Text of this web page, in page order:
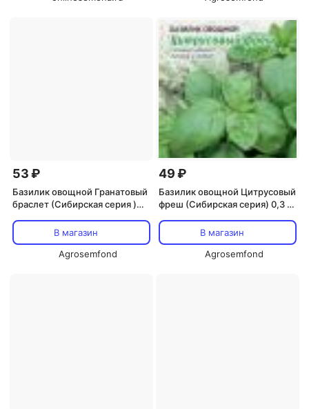
53 ₽
Базилик овощной Гранатовый
браслет (Сибирская серия )
В магазин
Agrosemfond
49 ₽
Базилик овощной Цитрусовый
фреш (Сибирская серия) 0,3 гр
В магазин
Agrosemfond